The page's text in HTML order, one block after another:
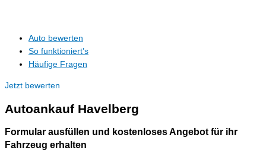
Auto bewerten
So funktioniert’s
Häufige Fragen
Jetzt bewerten
Autoankauf Havelberg
Formular ausfüllen und kostenloses Angebot für ihr
Fahrzeug erhalten